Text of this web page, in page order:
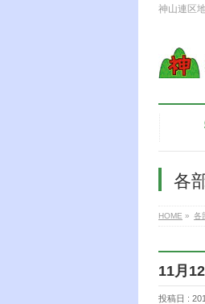
神山連区
各
HOME » 各
11月
投稿日 :